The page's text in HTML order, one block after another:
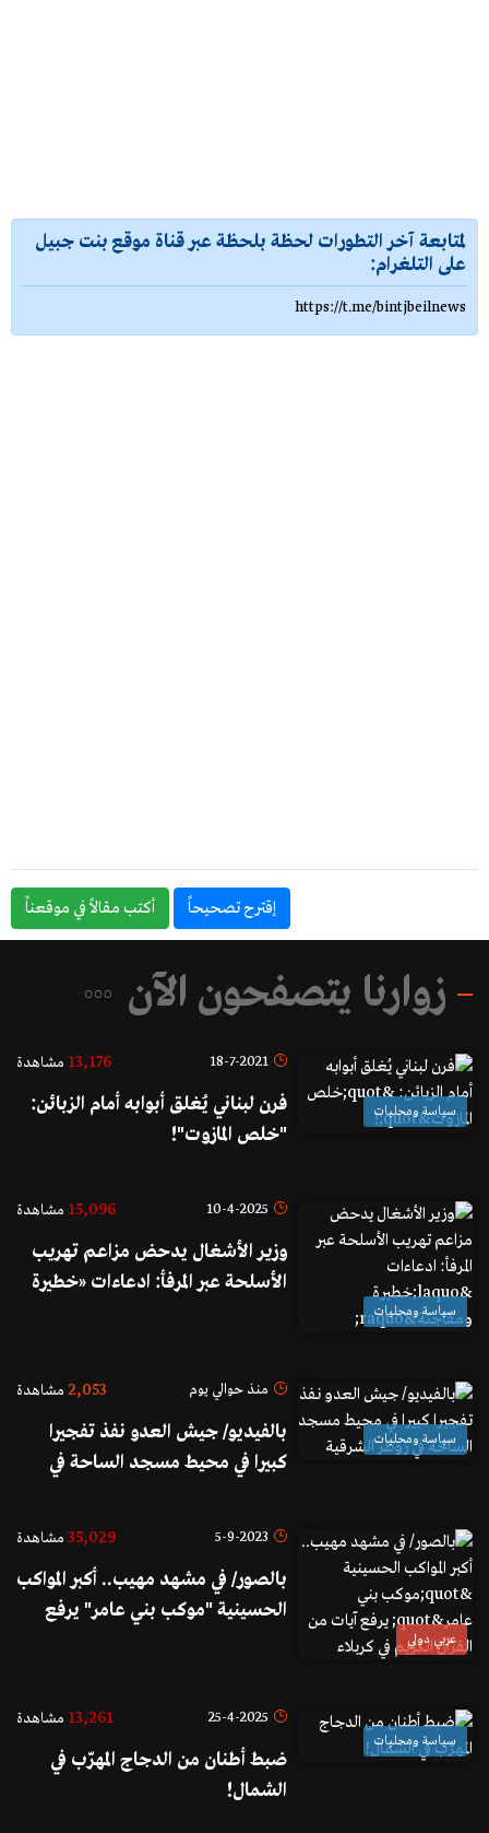
لمتابعة آخر التطورات لحظة بلحظة عبر قناة موقع بنت جبيل
على التلغرام:
https://t.me/bintjbeilnews
إقترح تصحيحاً أكتب مقالاً في موقعناً
زوارنا يتصفحون الآن
سياسة ومحليات
18-7-2021
13,176 مشاهدة
فرن لبناني يُغلق أبوابه أمام الزبائن:
"خلص المازوت"!
سياسة ومحليات
10-4-2025
15,096 مشاهدة
وزير الأشغال يدحض مزاعم تهريب
الأسلحة عبر المرفأ: ادعاءات «خطيرة
سياسة ومحليات
منذ حوالي يوم 2,053 مشاهدة
بالفيديو/ جيش العدو نفذ تفجيرا
كبيرا في محيط مسجد الساحة في
عربي دولي
5-9-2023
35,029 مشاهدة
بالصور/ في مشهد مهيب.. أكبر المواكب
الحسينية "موكب بني عامر" يرفع
سياسة ومحليات
25-4-2025
13,261 مشاهدة
ضبط أطنان من الدجاج المهرّب في
الشمال!